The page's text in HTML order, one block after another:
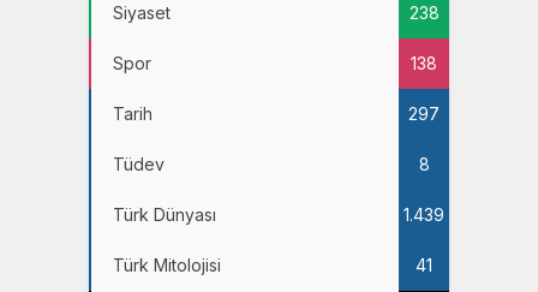
Siyaset 238
Spor 138
Tarih 297
Tüdev 8
Türk Dünyası 1.439
Türk Mitolojisi 41